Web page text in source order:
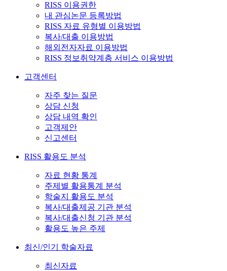
RISS 이용권한
내 관심논문 등록방법
RISS 자료 유형별 이용방법
복사/대출 이용방법
해외전자자료 이용방법
RISS 정보취약계층 서비스 이용방법
고객센터
자주 찾는 질문
상담 신청
상담 내역 확인
고객제안
신고센터
RISS 활용도 분석
자료 현황 통계
주제별 활용통계 분석
학술지 활용도 분석
복사/대출제공 기관 분석
복사/대출신청 기관 분석
활용도 높은 주제
최신/인기 학술자료
최신자료